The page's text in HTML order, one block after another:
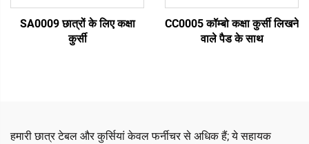
SA0009 छात्रों के लिए कक्षा
कुर्सी
CC0005 कॉम्बो कक्षा कुर्सी लिखने
वाले पैड के साथ
हमारी छात्र टेबल और कुर्सियां केवल फर्नीचर से अधिक हैं; ये सहायक